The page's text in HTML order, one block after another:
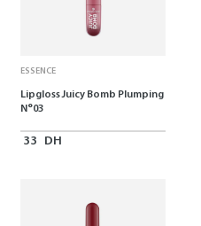
ESSENCE
Lipgloss Juicy Bomb Plumping
N°03
33 DH